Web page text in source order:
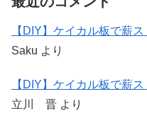
【DIY】ケイカル板で薪
Saku より
【DIY】ケイカル板で薪
立川 晋 より